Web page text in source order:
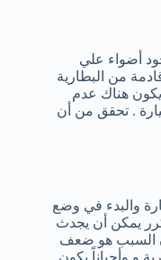
أضواء علي
من البطارية
يكون هناك عدم
. تحقق من أن
والبدء في وضع
يمكن أن يجدث
السبب هو ضعف
و وأحياناً يكون